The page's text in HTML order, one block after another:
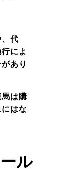
、代
によ
あり
は購
にはな
ル